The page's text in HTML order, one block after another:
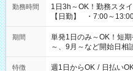
勤務時間
1日3h～OK！勤務スタ
【日勤】 ・7:00～
～18:00 ・10:00～
16:00～19:00 【夜勤】 ・17:00～21:00 ・18:00～23:00 ・
21:00～翌6:00 ・23:00
期間
単発1日のみ～OK！短
～、9月～など開始日相
特徴 週1日からOK / 日払い